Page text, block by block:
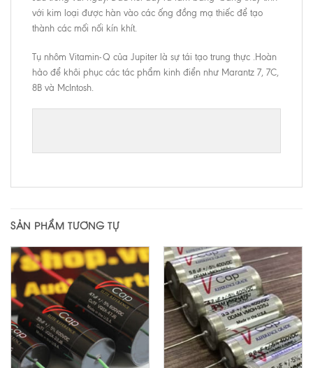
với kim loại được hàn vào các ống đồng mạ thiếc để tạo
thành các mối nối kín khít.
Tụ nhôm Vitamin-Q của Jupiter là sự tái tạo trung thực .Hoàn
hảo để khôi phục các tác phẩm kinh điển như Marantz 7, 7C,
8B và McIntosh.
SẢN PHẨM TƯƠNG TỰ